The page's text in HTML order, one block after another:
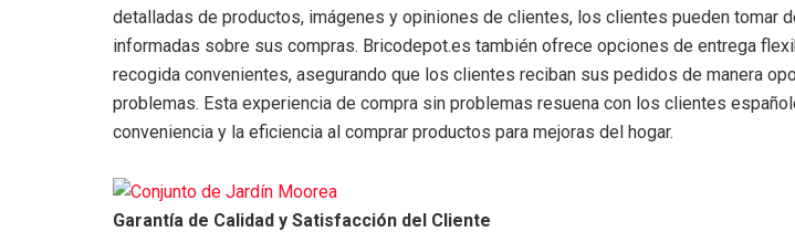
detalladas de productos, imágenes y opiniones de clientes, los clientes pueden tomar
informadas sobre sus compras. Bricodepot.es también ofrece opciones de entrega
recogida convenientes, asegurando que los clientes reciban sus pedidos de manera
problemas. Esta experiencia de compra sin problemas resuena con los clientes
conveniencia y la eficiencia al comprar productos para mejoras del hogar.
Garantía de Calidad y Satisfacción del Cliente